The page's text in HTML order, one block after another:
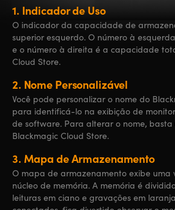
1. Indicador de Uso
O indicador da capacidade de
superior esquerdo. O número à
e o número à direita é a capacidade
Cloud Store.
2. Nome Personalizável
Você pode personalizar o nome do
para identificá-lo na exibição de
de software. Para alterar o nome,
Blackmagic Cloud Store.
3. Mapa de Armazenamento
O mapa de armazenamento exibe uma
núcleo de memória. A memória é
leituras em ciano e gravações em